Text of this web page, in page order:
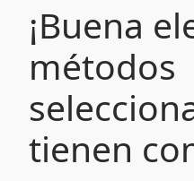
¡Buena
métodos
tienen